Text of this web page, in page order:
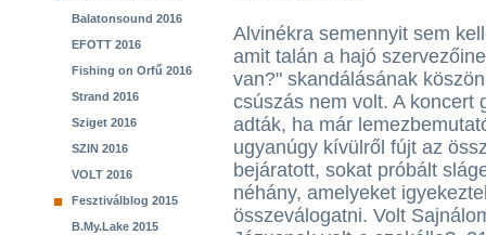
Balatonsound 2016
EFOTT 2016
Fishing on Orfű 2016
Strand 2016
Sziget 2016
SZIN 2016
VOLT 2016
Fesztiválblog 2015
B.My.Lake 2015
Alvinékra semennyit sem
amit talán a hajó
van?" skandálásának
csúszás nem volt. A koncert
adták, ha már
ugyanúgy kívülről fújt az
bejáratott, sokat próbált
néhány, amelyeket
összeválogatni. Volt